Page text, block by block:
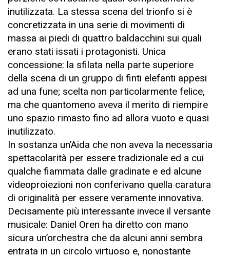
inutilizzata. La stessa scena del trionfo si è
concretizzata in una serie di movimenti di
massa ai piedi di quattro baldacchini sui quali
erano stati issati i protagonisti. Unica
concessione: la sfilata nella parte superiore
della scena di un gruppo di finti elefanti appesi
ad una fune; scelta non particolarmente felice,
ma che quantomeno aveva il merito di riempire
uno spazio rimasto fino ad allora vuoto e quasi
inutilizzato.
In sostanza un’Aida che non aveva la necessaria
spettacolarità per essere tradizionale ed a cui
qualche fiammata dalle gradinate e ed alcune
videoproiezioni non conferivano quella caratura
di originalità per essere veramente innovativa.
Decisamente più interessante invece il versante
musicale: Daniel Oren ha diretto con mano
sicura un’orchestra che da alcuni anni sembra
entrata in un circolo virtuoso e, nonostante